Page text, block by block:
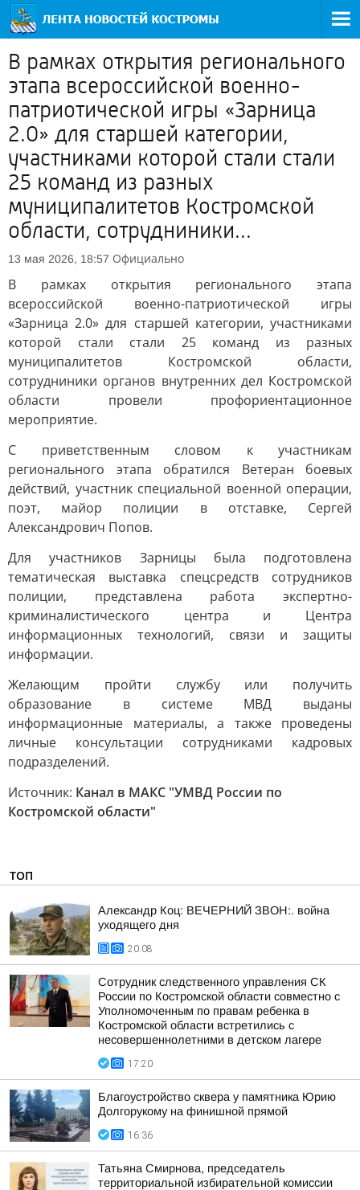
В рамках открытия регионального
этапа всероссийской военно-
патриотической игры «Зарница
2.0» для старшей категории,
участниками которой стали стали
25 команд из разных
муниципалитетов Костромской
области, сотрудниники...
13 мая 2026, 18:57 Официально
В рамках открытия регионального этапа
всероссийской военно-патриотической игры
«Зарница 2.0» для старшей категории, участниками
которой стали стали 25 команд из разных
муниципалитетов Костромской области,
сотрудниники органов внутренних дел Костромской
области провели профориентационное
мероприятие.
С приветственным словом к участникам
регионального этапа обратился Ветеран боевых
действий, участник специальной военной операции,
поэт, майор полиции в отставке, Сергей
Александрович Попов.
Для участников Зарницы была подготовлена
тематическая выставка спецсредств сотрудников
полиции, представлена работа экспертно-
криминалистического центра и Центра
информационных технологий, связи и защиты
информации.
Желающим пройти службу или получить
образование в системе МВД выданы
информационные материалы, а также проведены
личные консультации сотрудниками кадровых
подразделений.
Источник: Канал в МАКС "УМВД России по
Костромской области"
ТОП
Александр Коц: ВЕЧЕРНИЙ ЗВОН:. война
уходящего дня
20:08
Сотрудник следственного управления СК
России по Костромской области совместно с
Уполномоченным по правам ребенка в
Костромской области встретились с
несовершеннолетними в детском лагере
17:20
Благоустройство сквера у памятника Юрию
Долгорукому на финишной прямой
16:36
Татьяна Смирнова, председатель
территориальной избирательной комиссии